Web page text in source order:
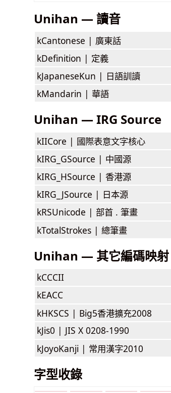
Unihan — 讀音
kCantonese | 廣東話
kDefinition | 定義
kJapaneseKun | 日語訓讀
kMandarin | 華語
Unihan — IRG Source
kIICore | 國際表意文字核心
kIRG_GSource | 中國源
kIRG_HSource | 香港源
kIRG_JSource | 日本源
kRSUnicode | 部首 . 筆畫
kTotalStrokes | 總筆畫
Unihan — 其它編碼映射
kCCCII
kEACC
kHKSCS | Big5香港擴充2008
kJis0 | JIS X 0208-1990
kJoyoKanji | 常用漢字2010
字型收錄